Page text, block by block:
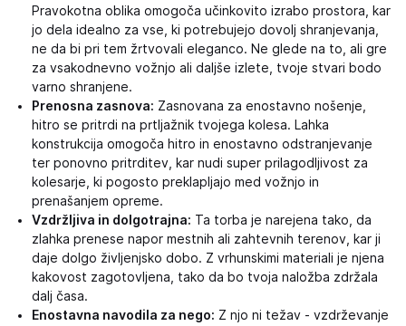
Pravokotna oblika omogoča učinkovito izrabo prostora, kar
jo dela idealno za vse, ki potrebujejo dovolj shranjevanja,
ne da bi pri tem žrtvovali eleganco. Ne glede na to, ali gre
za vsakodnevno vožnjo ali daljše izlete, tvoje stvari bodo
varno shranjene.
Prenosna zasnova: Zasnovana za enostavno nošenje,
hitro se pritrdi na prtljažnik tvojega kolesa. Lahka
konstrukcija omogoča hitro in enostavno odstranjevanje
ter ponovno pritrditev, kar nudi super prilagodljivost za
kolesarje, ki pogosto preklapljajo med vožnjo in
prenašanjem opreme.
Vzdržljiva in dolgotrajna: Ta torba je narejena tako, da
zlahka prenese napor mestnih ali zahtevnih terenov, kar ji
daje dolgo življenjsko dobo. Z vrhunskimi materiali je njena
kakovost zagotovljena, tako da bo tvoja naložba zdržala
dalj časa.
Enostavna navodila za nego: Z njo ni težav - vzdrževanje